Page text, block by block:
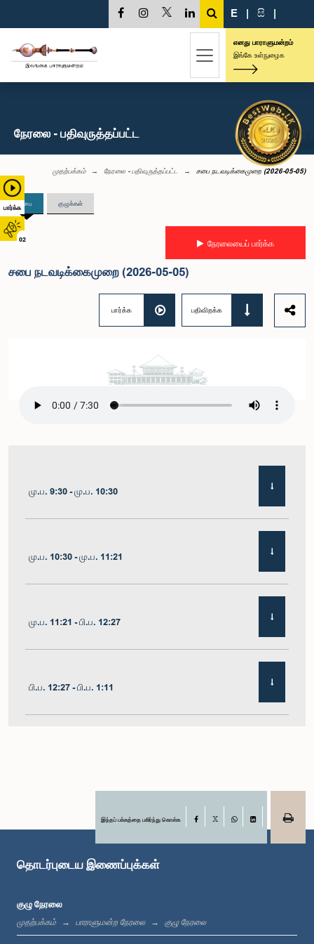
பார்க்க
02
E | සි |
எனது பாராளுமன்றம்
இங்கே உள்நுழைக
நேரலை - பதிவுருத்தப்பட்ட
முதற்பக்கம் நேரலை - பதிவுருத்தப்பட்ட சபை நடவடிக்கைமுறை (2026-05-05)
சபை குழுக்கள்
நேரலையைப் பார்க்க
சபை நடவடிக்கைமுறை (2026-05-05)
பார்க்க பதிவிறக்க
மு.ப. 9:30 - மு.ப. 10:30
மு.ப. 10:30 - மு.ப. 11:21
மு.ப. 11:21 - பி.ப. 12:27
பி.ப. 12:27 - பி.ப. 1:11
பி.ப. 1:22 - பி.ப. 1:29இந்தப் பக்கத்தை பகிர்ந்து கொள்க Facebook
LinkedIn
தொடர்புடைய இணைப்புக்கள்
குழு நேரலை
முதற்பக்கம் பாராளுமன்ற நேரலை குழு நேரலை